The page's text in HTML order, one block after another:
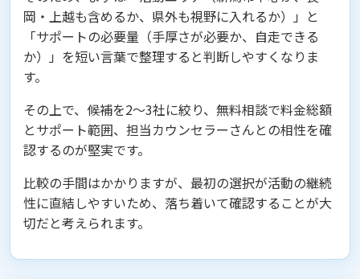
岡・上越も含めるか、県外も視野に入れるか）」と
「サポートの必要量（手厚さが必要か、自走できる
か）」を短い言葉で整理すると判断しやすくなりま
す。
その上で、候補を2〜3社に絞り、無料相談で料金総額
とサポート範囲、担当カウンセラーさんとの相性を確
認するのが堅実です。
比較の手間はかかりますが、最初の選択が活動の継続
性に直結しやすいため、落ち着いて確認することが大
切だと考えられます。